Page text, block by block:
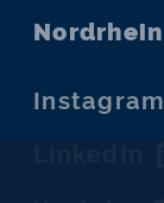
Instagram